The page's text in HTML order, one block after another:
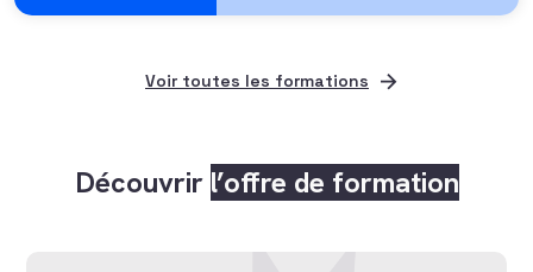
Voir toutes les formations
Découvrir l’offre de formation